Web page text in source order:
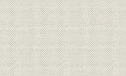
府県別電力需要
1907(明治
年度